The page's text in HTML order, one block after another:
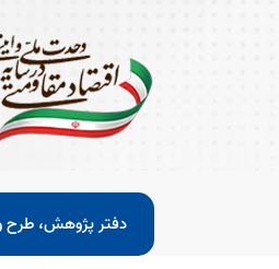
دفتر پژوهش، طرح